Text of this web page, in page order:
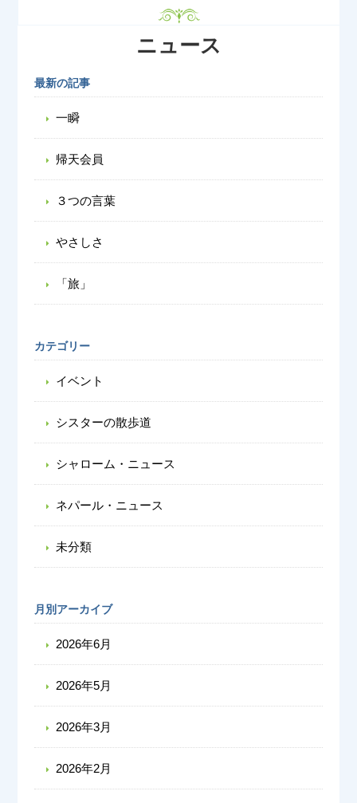
ニュース
最新の記事
一瞬
帰天会員
３つの言葉
やさしさ
「旅」
カテゴリー
イベント
シスターの散歩道
シャローム・ニュース
ネパール・ニュース
未分類
月別アーカイブ
2026年6月
2026年5月
2026年3月
2026年2月